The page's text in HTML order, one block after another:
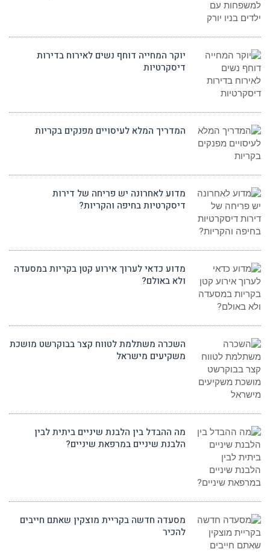
יוקר המחייה דוחף נשים לאירוח בדירות
דיסקרטיות
המדריך המלא לעיסויים מפנקים בקריות
מדוע לאחרונה יש פריחה של דירות
דיסקרטיות בחיפה והקריות?
מדוע כדאי לערוך אירוע קטן בקריות במסעדה
ולא באולם?
השכרה משתלמת לטווח קצר בבוקרשט מושכת
משקיעים מישראל
מה ההבדל בין הלבנת שיניים ביתית לבין
הלבנת שיניים במרפאת שיניים?
מסעדה חדשה בקריית מוצקין שאתם חייבים
להכיר